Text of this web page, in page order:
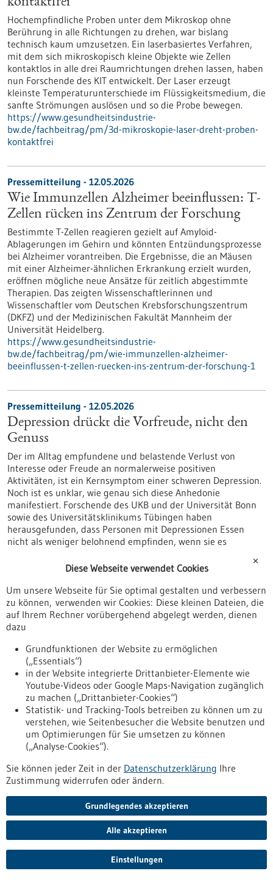
Hochempfindliche Proben unter dem Mikroskop ohne
Berührung in alle Richtungen zu drehen, war bislang
technisch kaum umzusetzen. Ein laserbasiertes Verfahren,
mit dem sich mikroskopisch kleine Objekte wie Zellen
kontaktlos in alle drei Raumrichtungen drehen lassen, haben
nun Forschende des KIT entwickelt. Der Laser erzeugt
kleinste Temperaturunterschiede im Flüssigkeitsmedium, die
sanfte Strömungen auslösen und so die Probe bewegen.
https://www.gesundheitsindustrie-
bw.de/fachbeitrag/pm/3d-mikroskopie-laser-dreht-proben-
kontaktfrei
Pressemitteilung - 12.05.2026
Wie Immunzellen Alzheimer beeinflussen: T-
Zellen rücken ins Zentrum der Forschung
Bestimmte T-Zellen reagieren gezielt auf Amyloid-
Ablagerungen im Gehirn und könnten Entzündungsprozesse
bei Alzheimer vorantreiben. Die Ergebnisse, die an Mäusen
mit einer Alzheimer-ähnlichen Erkrankung erzielt wurden,
eröffnen mögliche neue Ansätze für zeitlich abgestimmte
Therapien. Das zeigten Wissenschaftlerinnen und
Wissenschaftler vom Deutschen Krebsforschungszentrum
(DKFZ) und der Medizinischen Fakultät Mannheim der
Universität Heidelberg.
https://www.gesundheitsindustrie-
bw.de/fachbeitrag/pm/wie-immunzellen-alzheimer-
beeinflussen-t-zellen-ruecken-ins-zentrum-der-forschung-1
Pressemitteilung - 12.05.2026
Depression drückt die Vorfreude, nicht den
Genuss
Der im Alltag empfundene und belastende Verlust von
Interesse oder Freude an normalerweise positiven
Aktivitäten, ist ein Kernsymptom einer schweren Depression.
Noch ist es unklar, wie genau sich diese Anhedonie
manifestiert. Forschende des UKB und der Universität Bonn
sowie des Universitätsklinikums Tübingen haben
herausgefunden, dass Personen mit Depressionen Essen
nicht als weniger belohnend empfinden, wenn sie es
https://www.gesundheitsindustrie-
nicht-den-genuss
Pressemitteilung - 12.05.2026
Stiller Killer: Bluthochdruck früh erkennen
und gezielt behandeln
Bluthochdruck ist eine der häufigsten Ursachen für
Herzinfarkt, Schlaganfall, Nierenschäden und
Gefäßerkrankungen. Viele Betroffene spüren lange nichts
davon. Gerade deshalb ist regelmäßiges Blutdruckmessen
wichtig. Zum Welt-Hypertonie-Tag am 17. Mai informiert das
Universitätsklinikum Freiburg über Warnzeichen, Diagnostik
und Behandlungsmöglichkeiten.
https://www.gesundheitsindustrie-
bw.de/fachbeitrag/pm/stiller-killer-bluthochdruck-frueh-
erkennen-und-gezielt-behandeln
Pressemitteilung - 12.05.2026
Neueste Technologie zur Behandlung
chronischer Schmerzen mittels
✕
Diese Webseite verwendet Cookies
Um unsere Webseite für Sie optimal gestalten und verbessern
zu können, verwenden wir Cookies: Diese kleinen Dateien, die
auf Ihrem Rechner vorübergehend abgelegt werden, dienen
dazu
Grundfunktionen der Website zu ermöglichen
(„Essentials“)
in der Website integrierte Drittanbieter-Elemente wie
Youtube-Videos oder Google Maps-Navigation zugänglich
zu machen („Drittanbieter-Cookies“)
Statistik- und Tracking-Tools betreiben zu können um zu
verstehen, wie Seitenbesucher die Website benutzen und
um Optimierungen für Sie umsetzen zu können
(„Analyse-Cookies“).
Sie können jeder Zeit in der Datenschutzerklärung Ihre
Zustimmung widerrufen oder ändern.
Grundlegendes akzeptieren
Alle akzeptieren
Einstellungen